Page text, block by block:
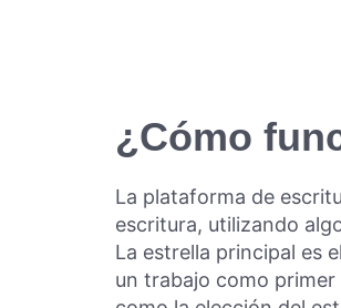
¿Cómo
La plataforma de
escritura, utilizando
La estrella principal es
un trabajo como